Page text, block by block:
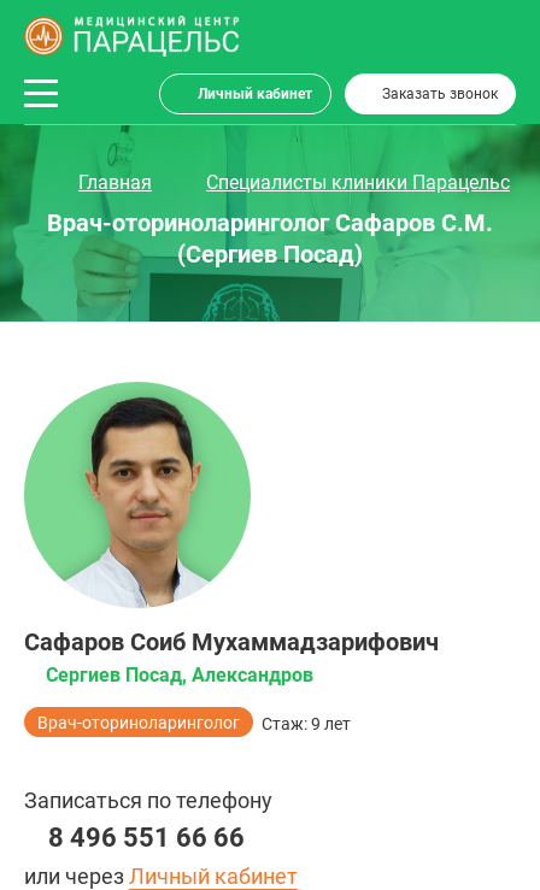
Личный кабинет Заказать звонок
Главная Специалисты клиники Парацельс
Врач-оториноларинголог Сафаров С.М.
(Сергиев Посад)
Сафаров Соиб Мухаммадзарифович
Сергиев Посад, Александров
Врач-оториноларинголог Стаж: 9 лет
Записаться по телефону
8 496 551 66 66
или черезЛичный кабинет